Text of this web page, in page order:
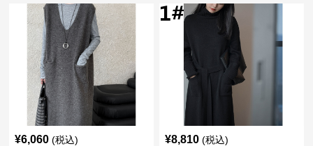
¥6,060 (税込) ¥8,810 (税込)